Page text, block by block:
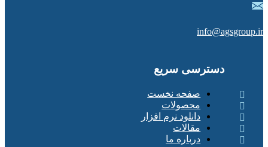
info@agsgroup.ir
دسترسی سریع
صفحه نخست
محصولات
دانلود نرم افزار
مقالات
درباره ما